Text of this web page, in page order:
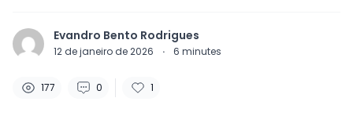
Evandro Bento Rodrigues
12 de janeiro de 2026 · 6 minutes
177 0 1